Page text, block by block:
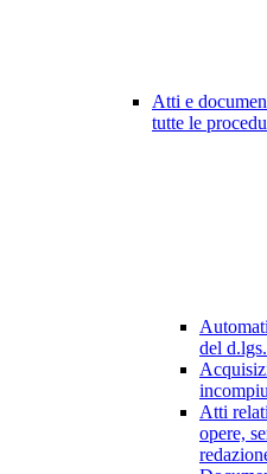
Atti e
tutte le
del
Atti
opere,